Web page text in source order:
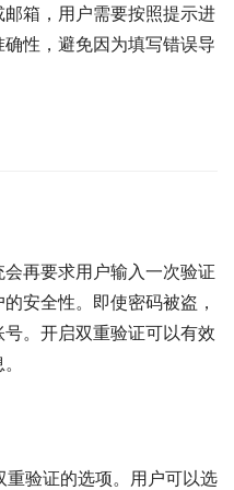
箱，用户需要按照提示进
性，避免因为填写错误导
再要求用户输入一次验证
安全性。即使密码被盗，
。开启双重验证可以有效
验证的选项。用户可以选